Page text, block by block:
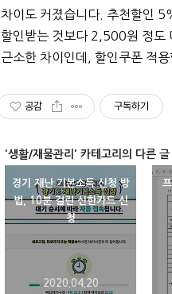
차이도 커졌습니다. 추천할인
할인받는 것보다 2,500원 정도
근소한 차이인데, 할인쿠폰 적
공감 구독하기
'생활/재물관리' 카테고리의 다른 글
경기 재난 기본소득 신청 방
법, 10분 걸린 신한카드 신
청
2020.04.20